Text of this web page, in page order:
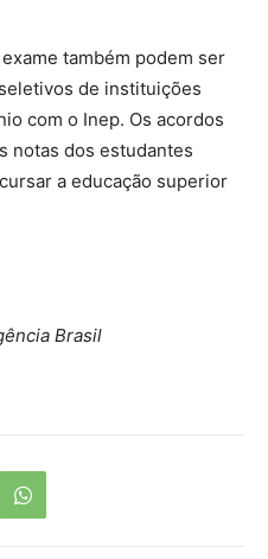
também podem ser
de instituições
com o Inep. Os acordos
notas dos estudantes
a educação superior
Brasil